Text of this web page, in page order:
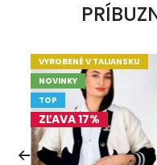
VYROBENÉ V TALIANSKU
NOVINKY
TOP
ZĽAVA 17%